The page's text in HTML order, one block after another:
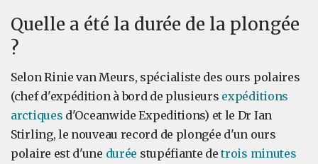
Quelle a été la durée de la plongée
?
Selon Rinie van Meurs, spécialiste des ours polaires
(chef d'expédition à bord de plusieurs expéditions
arctiques d'Oceanwide Expeditions) et le Dr Ian
Stirling, le nouveau record de plongée d'un ours
polaire est d'une durée stupéfiante detrois minutes